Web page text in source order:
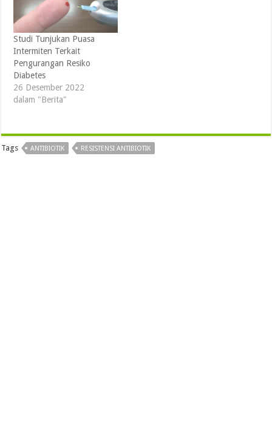
Studi Tunjukan Puasa
Intermiten Terkait
Pengurangan Resiko
Diabetes
26 Desember 2022
dalam "Berita"
Tags ANTIBIOTIK RESISTENSI ANTIBIOTIK